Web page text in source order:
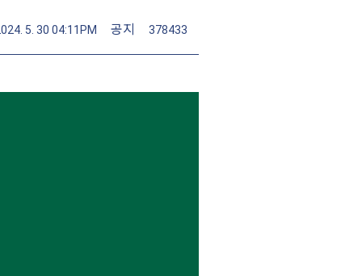
5. 30 04:11PM 공지 378433